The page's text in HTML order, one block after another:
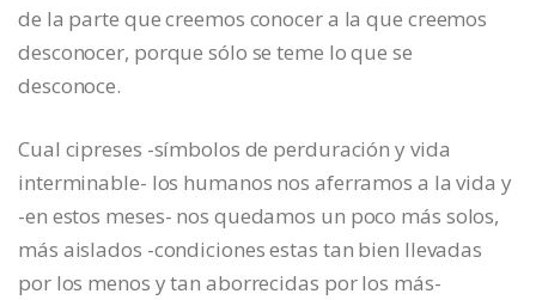
de la parte que creemos conocer a la que creemos
desconocer, porque sólo se teme lo que se
desconoce.
Cual cipreses -símbolos de perduración y vida
interminable- los humanos nos aferramos a la vida y
-en estos meses- nos quedamos un poco más solos,
más aislados -condiciones estas tan bien llevadas
por los menos y tan aborrecidas por los más-